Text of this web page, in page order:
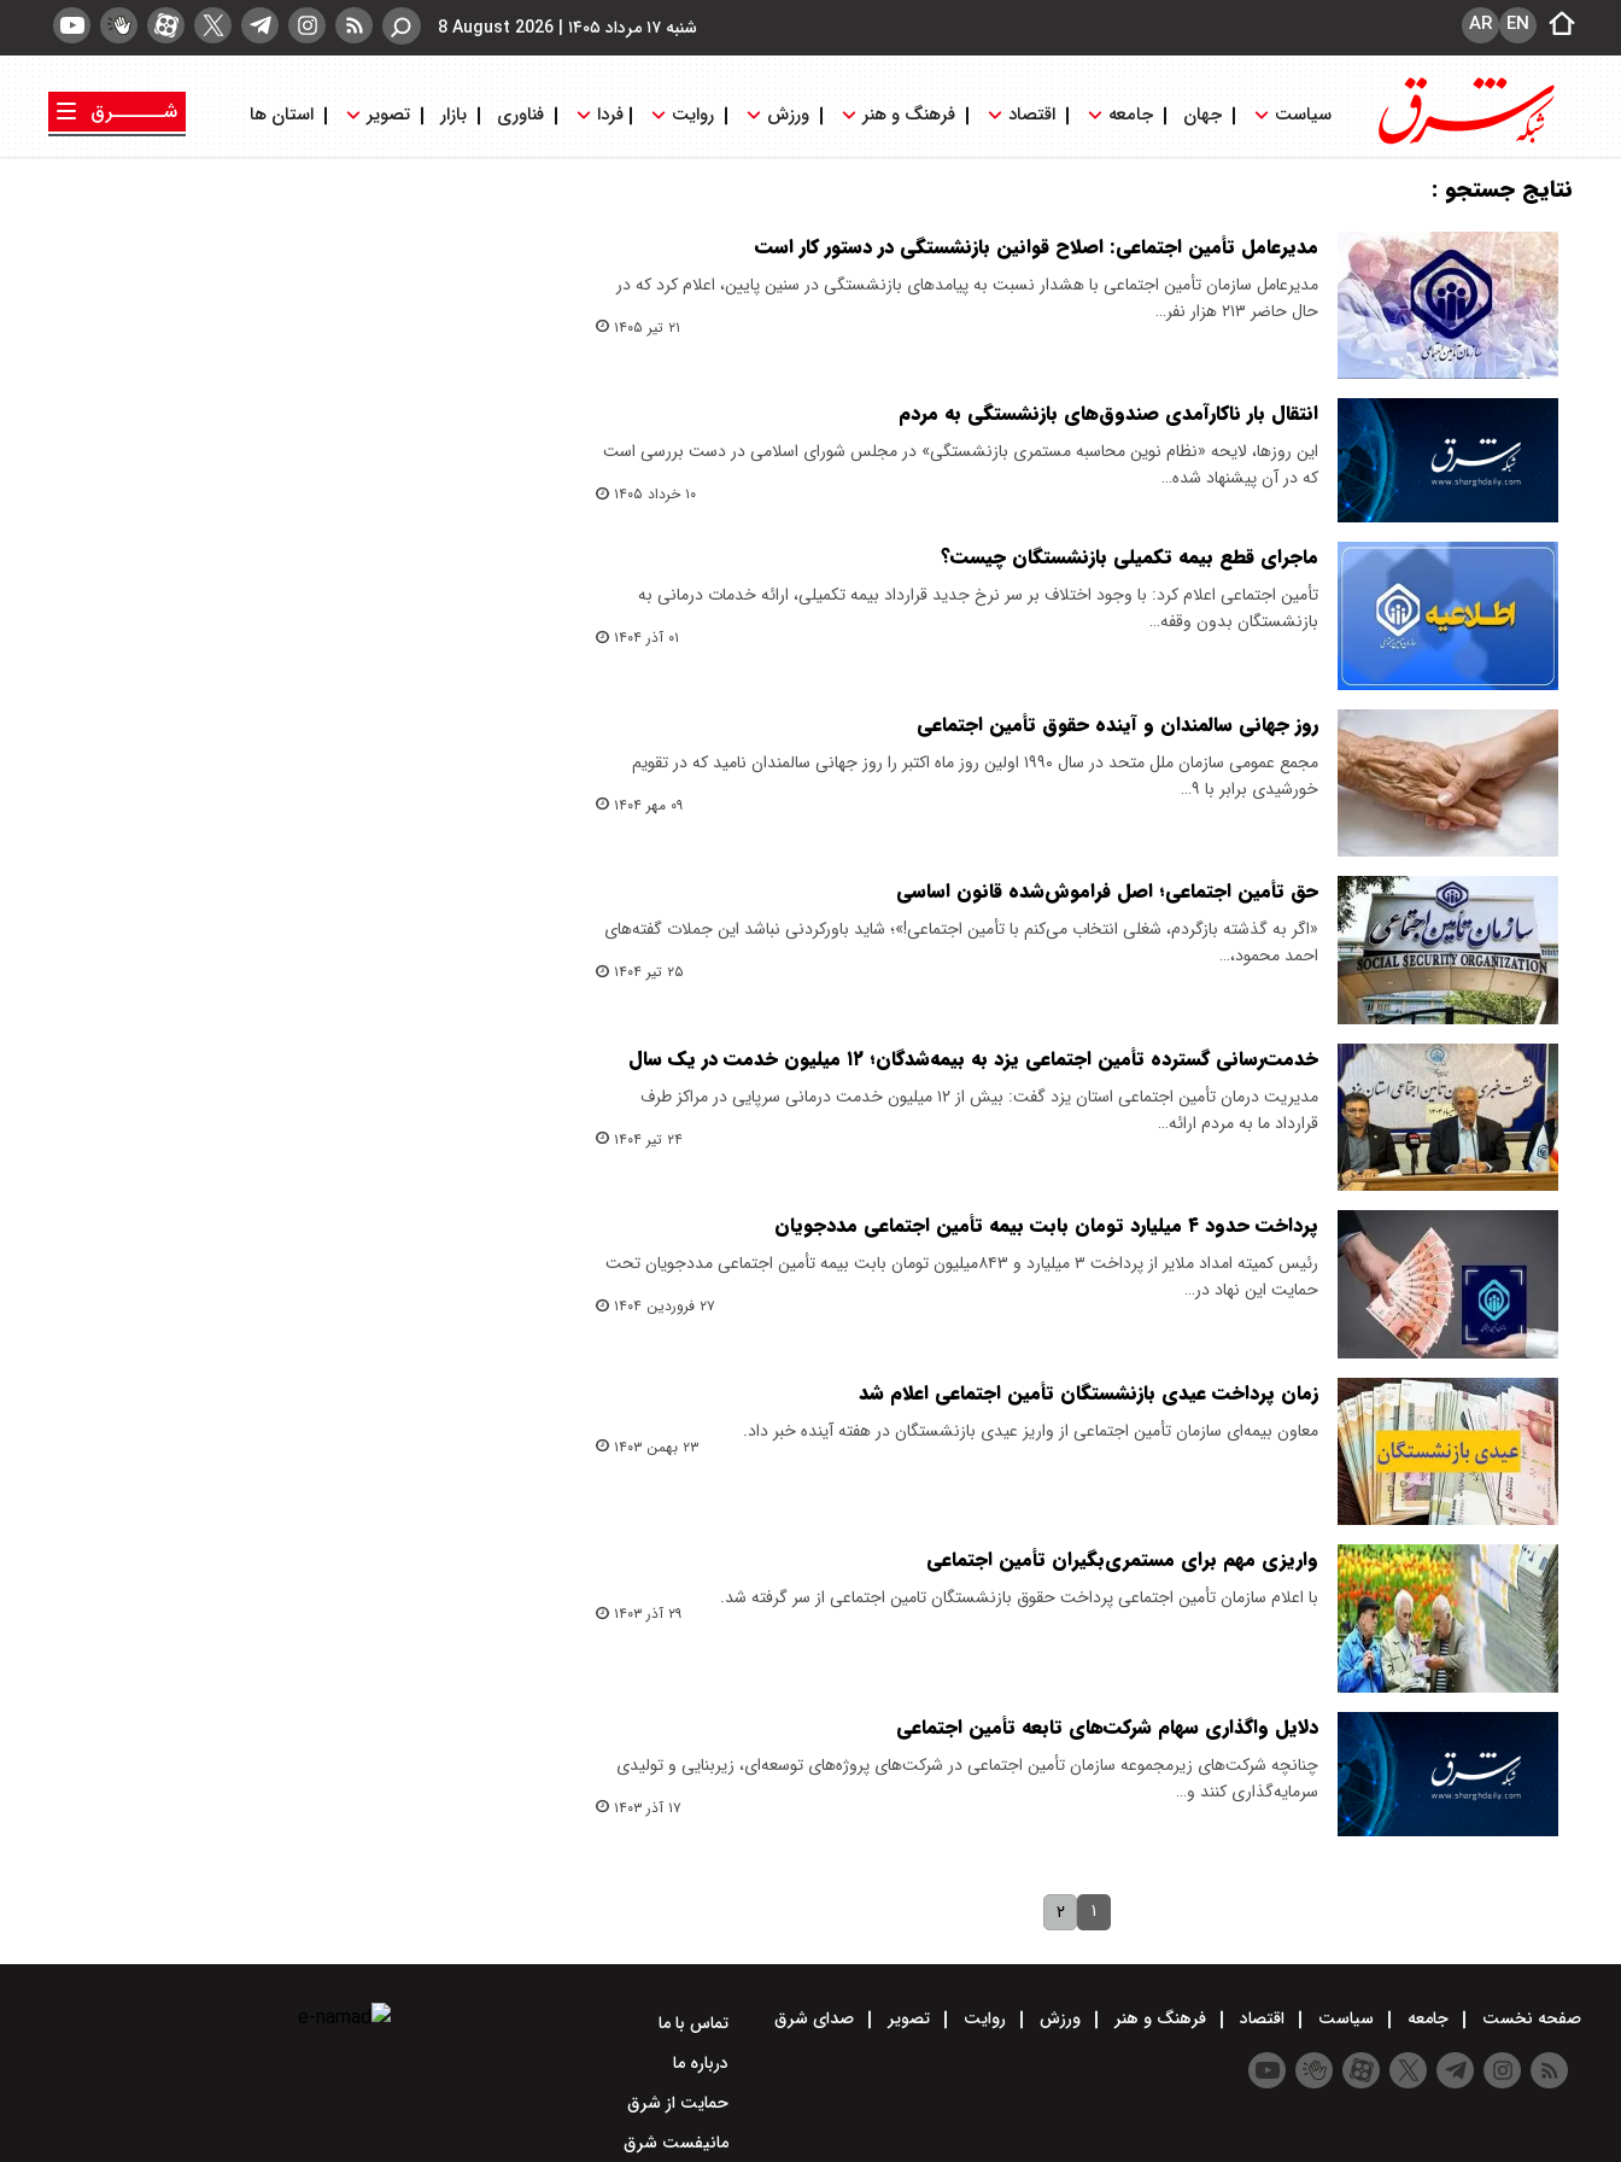
شنبه ۱۷ مرداد ۱۴۰۵ |
8 August 2026 EN
AR
سیاست جهان جامعه اقتصاد فرهنگ و هنر ورزش روایت فردا فناوری بازار تصویر استان ها
شــــــرق
نتایج جستجو :
مدیرعامل تأمین اجتماعی: اصلاح قوانین بازنشستگی در دستور کار است
مدیرعامل سازمان تأمین اجتماعی با هشدار نسبت به پیامدهای بازنشستگی در سنین پایین، اعلام کرد که در
حال حاضر ۲۱۳ هزار نفر…
۲۱ تیر ۱۴۰۵
انتقال بار ناکارآمدی صندوق‌های بازنشستگی به مردم
‌این روزها، لایحه «نظام نوین محاسبه مستمری بازنشستگی» در مجلس شورای اسلامی در دست بررسی است
که در آن پیشنهاد شده‌…
۱۰ خرداد ۱۴۰۵
ماجرای قطع بیمه تکمیلی بازنشستگان چیست؟
تأمین اجتماعی اعلام کرد: با وجود اختلاف بر سر نرخ جدید قرارداد بیمه تکمیلی، ارائه خدمات درمانی به
بازنشستگان بدون وقفه…
۰۱ آذر ۱۴۰۴
روز جهانی سالمندان و آینده حقوق تأمین اجتماعی
مجمع عمومی سازمان ملل متحد در سال ۱۹۹۰ اولین روز ماه اکتبر را روز جهانی سالمندان نامید که در تقویم
خورشیدی برابر با ۹…
۰۹ مهر ۱۴۰۴
حق تأمین اجتماعی؛ اصل فراموش‌شده قانون اساسی
«اگر به گذشته بازگردم، شغلی انتخاب می‌کنم با تأمین اجتماعی!»؛ شاید باورکردنی نباشد‌ این جملات گفته‌های
احمد محمود،…
۲۵ تیر ۱۴۰۴
خدمت‌رسانی گسترده تأمین اجتماعی یزد به بیمه‌شدگان؛ ۱۲ میلیون خدمت در یک سال
مدیریت درمان تأمین اجتماعی استان یزد گفت: بیش از ۱۲ میلیون خدمت درمانی سرپایی در مراکز طرف
قرارداد ما به مردم ارائه…
۲۴ تیر ۱۴۰۴
پرداخت حدود ۴ میلیارد تومان بابت بیمه تأمین اجتماعی مددجویان
رئیس کمیته امداد ملایر از پرداخت ۳ میلیارد و ۸۴۳میلیون تومان بابت بیمه تأمین اجتماعی مددجویان تحت
حمایت این نهاد در…
۲۷ فروردین ۱۴۰۴
زمان پرداخت عیدی بازنشستگان تأمین اجتماعی اعلام شد
معاون بیمه‌ای سازمان تأمین اجتماعی از واریز عیدی بازنشستگان در هفته آینده خبر داد.
۲۳ بهمن ۱۴۰۳
واریزی مهم برای مستمری‌بگیران تأمین اجتماعی
با اعلام سازمان تأمین اجتماعی پرداخت حقوق بازنشستگان تامین اجتماعی از سر گرفته شد.
۲۹ آذر ۱۴۰۳
دلایل واگذاری سهام شرکت‌های تابعه تأمین اجتماعی
چنانچه شرکت‌های زیرمجموعه سازمان تأمین اجتماعی در شرکت‌های پروژه‌های توسعه‌ای، زیربنایی و تولیدی
سرمایه‌گذاری کنند و…
۱۷ آذر ۱۴۰۳
۱ ۲
صفحه نخست جامعه سیاست اقتصاد فرهنگ و هنر ورزش روایت تصویر صدای شرق
تماس با ما
درباره ما
حمایت از شرق
مانیفست شرق